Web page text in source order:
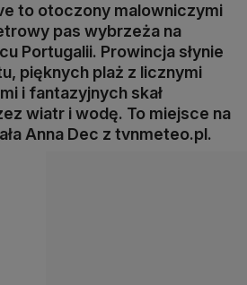
to otoczony malowniczymi
pas wybrzeża na
Portugalii. Prowincja słynie
pięknych plaż z licznymi
i fantazyjnych skał
wiatr i wodę. To miejsce na
Anna Dec z tvnmeteo.pl.